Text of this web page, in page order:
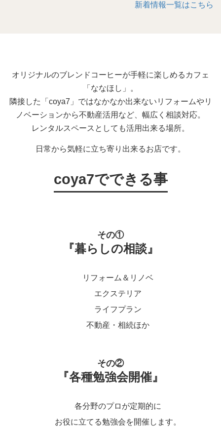
新着情報一覧はこちら
オリジナルのブレンドコーヒーが手軽に楽しめるカフェ
「ななほし」。
隣接した「coya7」ではなかなか出来ないリフォームやリ
ノベーションから不動産活用など、幅広く相談対応。
レンタルスペースとしても活用出来る場所。
日常から気軽に立ち寄り出来るお店です。
coya7でできる事
その①
『暮らしの相談』
リフォーム＆リノベ
エクステリア
ライフプラン
不動産・相続ほか
その②
『各種勉強会開催』
各分野のプロが定期的に
お役に立てる勉強会を開催します。